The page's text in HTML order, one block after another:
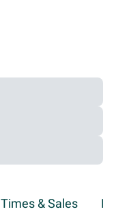
Times & Sales